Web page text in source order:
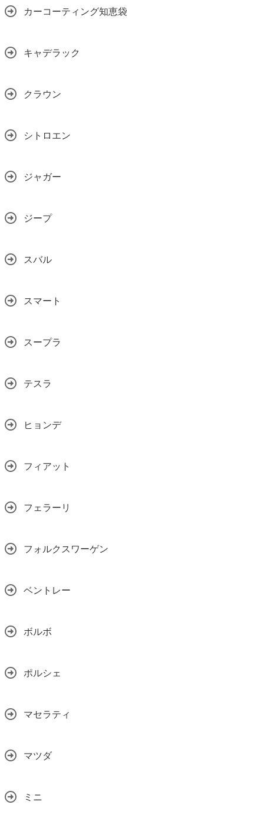
カーコーティング知恵袋
キャデラック
クラウン
シトロエン
ジャガー
ジープ
スバル
スマート
スープラ
テスラ
ヒョンデ
フィアット
フェラーリ
フォルクスワーゲン
ベントレー
ボルボ
ポルシェ
マセラティ
マツダ
ミニ